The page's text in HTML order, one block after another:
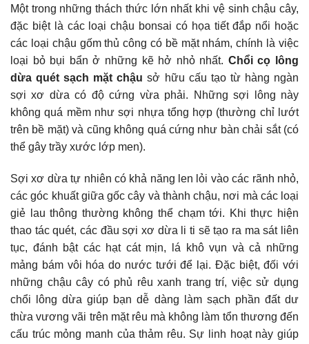
Một trong những thách thức lớn nhất khi vệ sinh chậu cây,
đặc biệt là các loại chậu bonsai có họa tiết đắp nổi hoặc
các loại chậu gốm thủ công có bề mặt nhám, chính là việc
loại bỏ bụi bẩn ở những kẽ hở nhỏ nhất. Chổi cọ lông
dừa quét sạch mặt chậu sở hữu cấu tạo từ hàng ngàn
sợi xơ dừa có độ cứng vừa phải. Những sợi lông này
không quá mềm như sợi nhựa tổng hợp (thường chỉ lướt
trên bề mặt) và cũng không quá cứng như bàn chải sắt (có
thể gây trầy xước lớp men).
Sợi xơ dừa tự nhiên có khả năng len lỏi vào các rãnh nhỏ,
các góc khuất giữa gốc cây và thành chậu, nơi mà các loại
giẻ lau thông thường không thể chạm tới. Khi thực hiện
thao tác quét, các đầu sợi xơ dừa li ti sẽ tạo ra ma sát liên
tục, đánh bật các hạt cát mịn, lá khô vụn và cả những
mảng bám vôi hóa do nước tưới để lại. Đặc biệt, đối với
những chậu cây có phủ rêu xanh trang trí, việc sử dụng
chổi lông dừa giúp bạn dễ dàng làm sạch phần đất dư
thừa vương vãi trên mặt rêu mà không làm tổn thương đến
cấu trúc mỏng manh của thảm rêu. Sự linh hoạt này giúp